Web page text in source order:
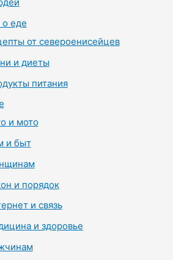
еде
от североенисейцев
и диеты
питания
и мото
и быт
и порядок
и связь
и здоровье